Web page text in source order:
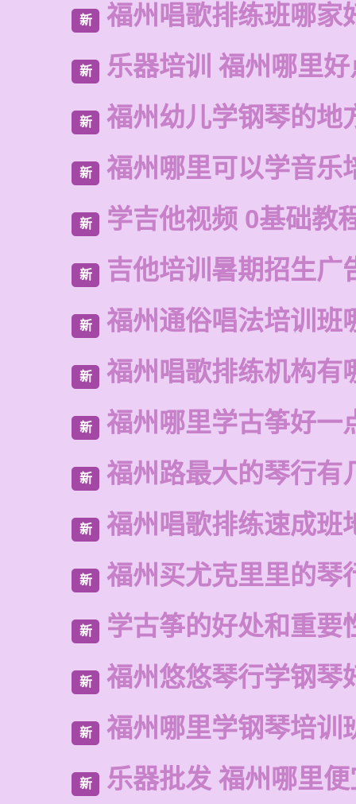
新 福州唱歌排练班哪家
新 乐器培训 福州哪里
新 福州幼儿学钢琴的地
新 福州哪里可以学音乐
新 学吉他视频 0基础教
新 吉他培训暑期招生广
新 福州通俗唱法培训班
新 福州唱歌排练机构有
新 福州哪里学古筝好一
新 福州路最大的琴行有
新 福州唱歌排练速成班
新 福州买尤克里里的琴
新 学古筝的好处和重要
新 福州悠悠琴行学钢琴
新 福州哪里学钢琴培训
新 乐器批发 福州哪里便